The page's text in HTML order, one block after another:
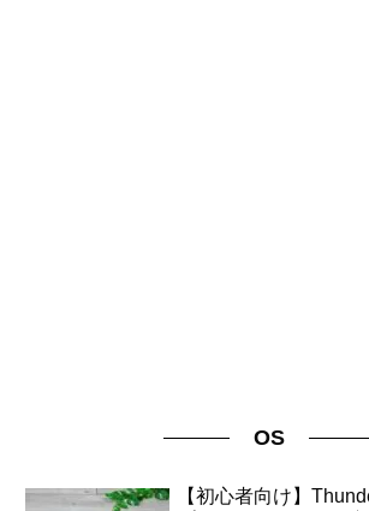
OS
【初心者向け】